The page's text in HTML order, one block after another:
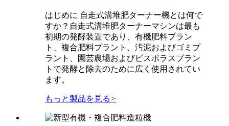
はじめに 自走式溝堆肥ターナー機とは何で
すか？自走式溝堆肥ターナーマシンは最も
初期の発酵装置であり、有機肥料プラン
ト、複合肥料プラント、汚泥およびゴミプ
ラント、園芸農場およびビスポラスプラン
トで発酵と除去のために広く使用されてい
ます。
もっと製品を見る>